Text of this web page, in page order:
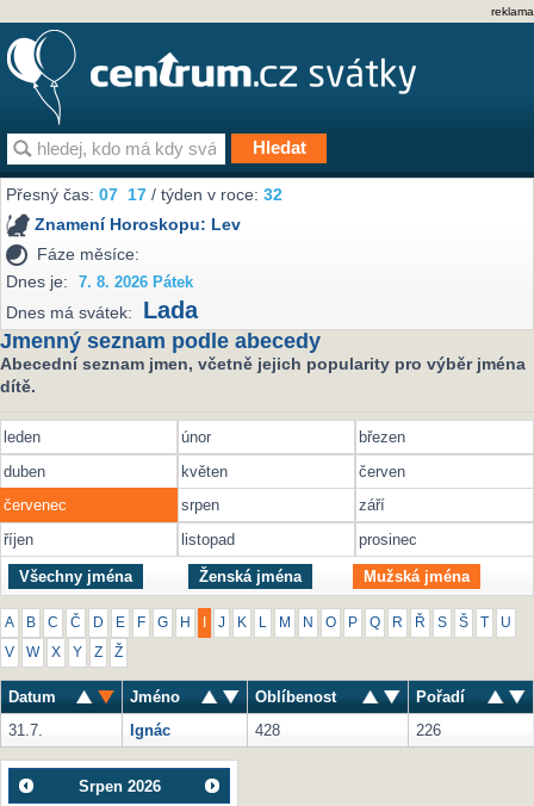
reklama
Přesný čas:07 17 / týden v roce:32
Znamení Horoskopu: Lev
Fáze měsíce:
Dnes je:
7. 8. 2026 Pátek
Dnes má svátek: Lada
Jmenný seznam podle abecedy
Abecední seznam jmen, včetně jejich popularity pro výběr jména
dítě.
leden únor
březen
duben
květen
červen
červenec
srpen
září
říjen
listopad prosinec
Všechny jména Ženská jména Mužská jména
A B C Č D E F G H J K M N O P Q R Ř S Š U
V W X Y Z Ž
Datum Jméno Oblíbenost
Pořadí
31.7.
Ignác 428 226
Srpen 2026